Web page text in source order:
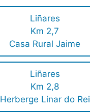
Liñares
Km 2,7
Casa Rural Jaime
Liñares
Km 2,8
Herberge Linar do Rei